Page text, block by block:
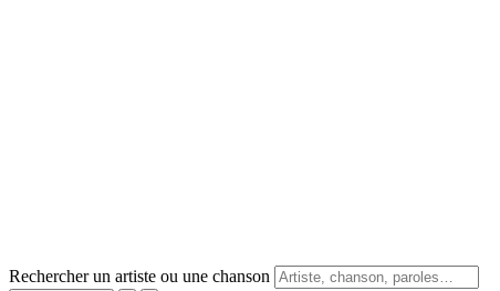
Rechercher un artiste ou une chanson